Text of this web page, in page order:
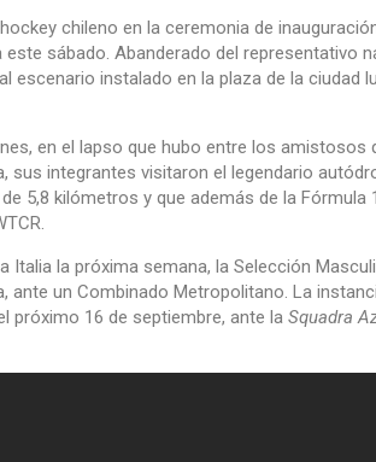
chileno en la ceremonia de
sábado. Abanderado del representativo
escenario instalado en la plaza de la ciudad
en el lapso que hubo entre los amistosos
sus integrantes visitaron el legendario
5,8 kilómetros y que además de la Fórmula
Italia la próxima semana, la Selección
ante un Combinado Metropolitano. La
próximo 16 de septiembre, ante la Squadra